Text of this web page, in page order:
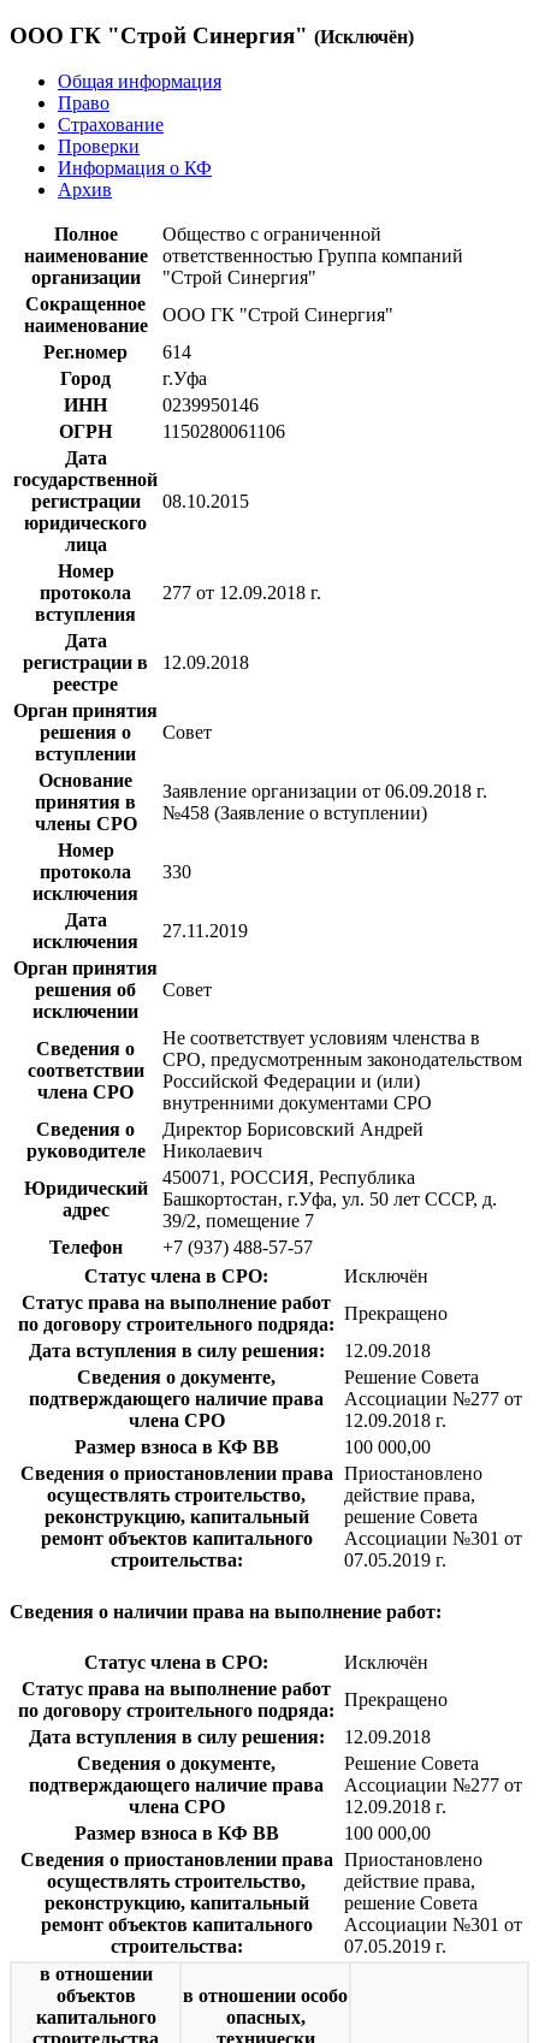
ООО ГК "Строй Синергия" (Исключён)
Общая информация
Право
Страхование
Проверки
Информация о КФ
Архив
Полное
наименование
организации
Общество с ограниченной
ответственностью Группа компаний
"Строй Синергия"
Сокращенное
наименование
ООО ГК "Строй Синергия"
Рег.номер
614
Город
г.Уфа
ИНН
0239950146
ОГРН
1150280061106
Дата
государственной
регистрации
юридического
лица
08.10.2015
Номер
протокола
вступления
277 от 12.09.2018 г.
Дата
регистрации в
реестре
12.09.2018
Орган принятия
решения о
вступлении
Совет
Основание
принятия в
члены СРО
Заявление организации от 06.09.2018 г.
№458 (Заявление о вступлении)
Номер
протокола
исключения
330
Дата
исключения
27.11.2019
Орган принятия
решения об
исключении
Совет
Сведения о
соответствии
члена СРО
Не соответствует условиям членства в
СРО, предусмотренным законодательством
Российской Федерации и (или)
внутренними документами СРО
Сведения о
руководителе
Директор Борисовский Андрей
Николаевич
Юридический
адрес
450071, РОССИЯ, Республика
Башкортостан, г.Уфа, ул. 50 лет СССР, д.
39/2, помещение 7
Телефон
+7 (937) 488-57-57
Статус члена в СРО:
Исключён
Статус права на выполнение работ
по договору строительного подряда:
Прекращено
Дата вступления в силу решения:
12.09.2018
Сведения о документе,
подтверждающего наличие права
члена СРО
Решение Совета
Ассоциации №277 от
12.09.2018 г.
Размер взноса в КФ ВВ
100 000,00
Сведения о приостановлении права
осуществлять строительство,
реконструкцию, капитальный
ремонт объектов капитального
строительства:
Приостановлено
действие права,
решение Совета
Ассоциации №301 от
07.05.2019 г.
Сведения о наличии права на выполнение работ:
Статус члена в СРО:
Исключён
Статус права на выполнение работ
по договору строительного подряда:
Прекращено
Дата вступления в силу решения:
12.09.2018
Сведения о документе,
подтверждающего наличие права
члена СРО
Решение Совета
Ассоциации №277 от
12.09.2018 г.
Размер взноса в КФ ВВ
100 000,00
Сведения о приостановлении права
осуществлять строительство,
реконструкцию, капитальный
ремонт объектов капитального
строительства:
Приостановлено
действие права,
решение Совета
Ассоциации №301 от
07.05.2019 г.
в отношении
объектов
капитального
строительства
в отношении особо
опасных,
технически